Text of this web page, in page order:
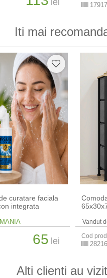
lei 17917
Iti mai
curatare faciala
integrata
65 lei
Vandut
Cod
28216
Alti clienti au